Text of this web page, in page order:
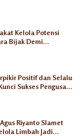
Kelola Potensi
Bijak Demi
Positif dan Selalu
Sukses Pengusaha
Riyanto Slamet
Limbah Jadi